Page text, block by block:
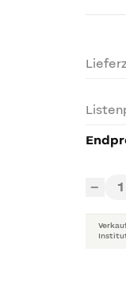
− 1